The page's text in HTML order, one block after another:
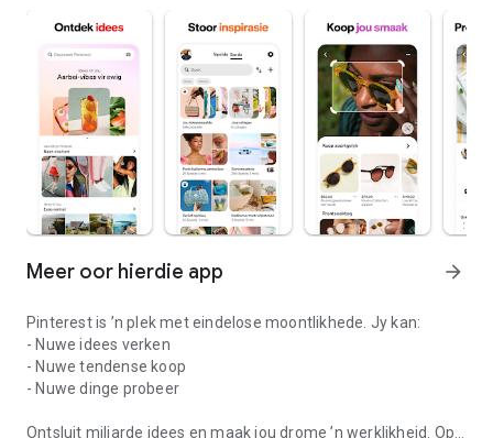
Meer oor hierdie app arrow_forward
Pinterest is ’n plek met eindelose moontlikhede. Jy kan:
- Nuwe idees verken
- Nuwe tendense koop
- Nuwe dinge probeer
Ontsluit miljarde idees en maak jou drome ’n werklikheid. Op